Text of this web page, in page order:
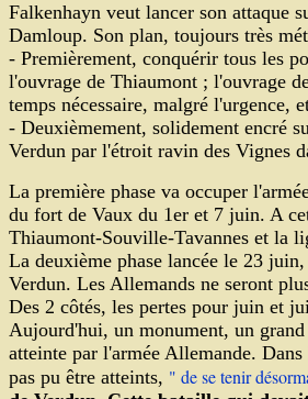
Falkenhayn veut lancer son attaque
Damloup. Son plan, toujours très
- Premièrement, conquérir tous les
l'ouvrage de Thiaumont ; l'ouvrage
temps nécessaire, malgré l'urgence,
- Deuxièmement, solidement encré
Verdun par l'étroit ravin des Vignes
La première phase va occuper
du fort de Vaux du 1er et 7 juin. A
Thiaumont-Souville-Tavannes et la
La deuxième phase lancée le 23
Verdun. Les Allemands ne seront
Des 2 côtés, les pertes pour juin et
Aujourd'hui, un monument, un
atteinte par l'armée Allemande.
pas pu être atteints, " de se tenir